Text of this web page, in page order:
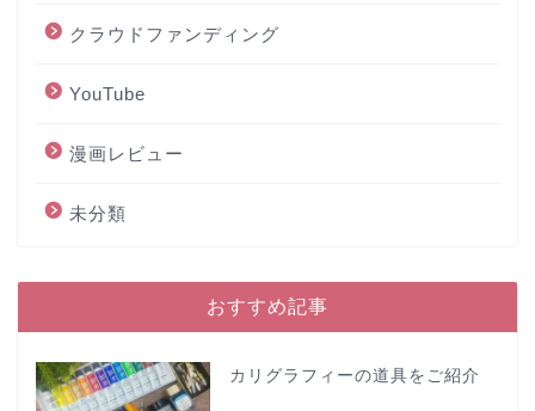
クラウドファンディング
YouTube
漫画レビュー
未分類
おすすめ記事
カリグラフィーの道具をご紹介